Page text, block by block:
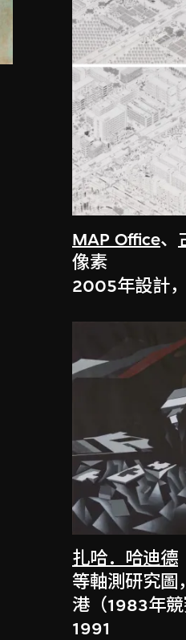
MAP Office、
像素
2005年設計
扎哈．哈迪德
等軸測研究圖
港（1983年競
1991